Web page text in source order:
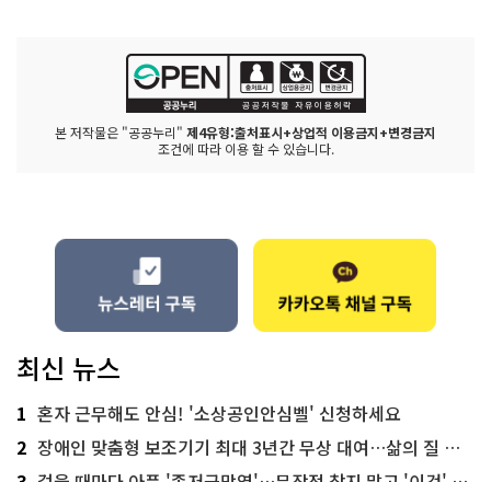
본 저작물은 "공공누리" 제4유형:출처표시+상업적 이용금지+변경금지
조건에 따라 이용 할 수 있습니다.
최신 뉴스
1 혼자 근무해도 안심! '소상공인안심벨' 신청하세요
2 장애인 맞춤형 보조기기 최대 3년간 무상 대여…삶의 질 높인다